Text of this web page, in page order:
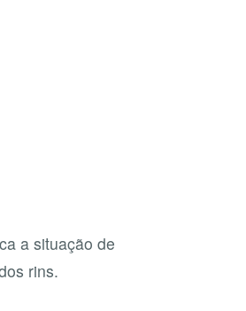
a situação de
rins.